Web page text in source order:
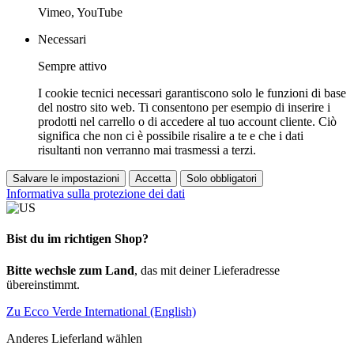
Vimeo, YouTube
Necessari
Sempre attivo
I cookie tecnici necessari garantiscono solo le funzioni di base
del nostro sito web. Ti consentono per esempio di inserire i
prodotti nel carrello o di accedere al tuo account cliente. Ciò
significa che non ci è possibile risalire a te e che i dati
risultanti non verranno mai trasmessi a terzi.
Salvare le impostazioni Accetta Solo obbligatori
Informativa sulla protezione dei dati
Bist du im richtigen Shop?
Bitte wechsle zum Land, das mit deiner Lieferadresse
übereinstimmt.
Zu Ecco Verde International (English)
Anderes Lieferland wählen